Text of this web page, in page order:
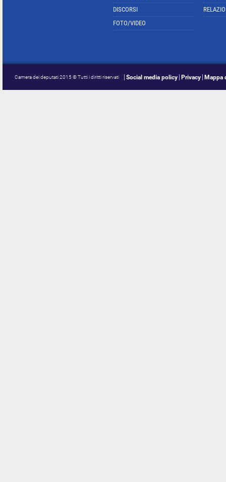
DISCORSI
FOTO/VIDEO
Camera dei deputati 2015 © Tutti i diritti riservati Social media policy Privacy Mappa